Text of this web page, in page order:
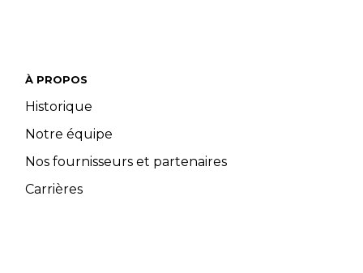
À PROPOS
Historique
Notre équipe
Nos fournisseurs et partenaires
Carrières